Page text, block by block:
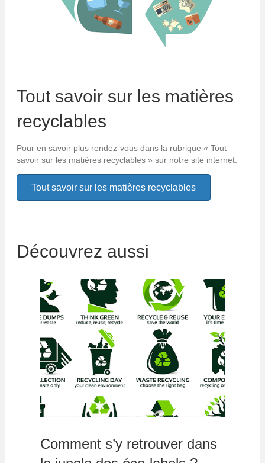
Tout savoir sur les matières
recyclables
Pour en savoir plus rendez-vous dans la rubrique « Tout
savoir sur les matières recyclables » sur notre site internet.
Tout savoir sur les matières recyclables
Découvrez aussi
Comment s’y retrouver dans